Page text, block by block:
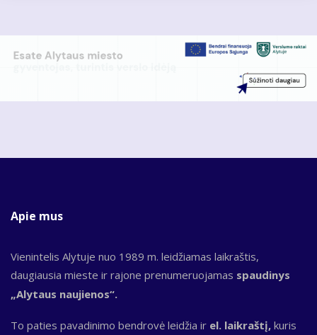
Apie mus
Vienintelis Alytuje nuo 1989 m. leidžiamas laikraštis,
daugiausia mieste ir rajone prenumeruojamas spaudinys
„Alytaus naujienos“.
To paties pavadinimo bendrovė leidžia ir el. laikraštį, kuris